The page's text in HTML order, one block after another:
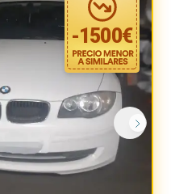
-1500€